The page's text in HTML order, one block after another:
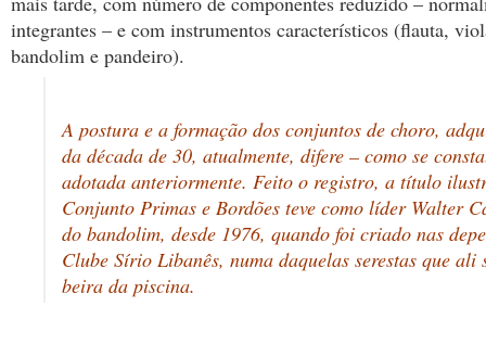
integrantes – e com instrumentos característicos (flauta,
bandolim e pandeiro).
A postura e a formação dos conjuntos de choro,
da década de 30, atualmente, difere – como se
adotada anteriormente. Feito o registro, a título
Conjunto Primas e Bordões teve como líder Walter
do bandolim, desde 1976, quando foi criado nas
Clube Sírio Libanês, numa daquelas serestas que ali
beira da piscina.